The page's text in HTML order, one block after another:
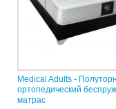
Medical Adults -
ортопедический
матрас